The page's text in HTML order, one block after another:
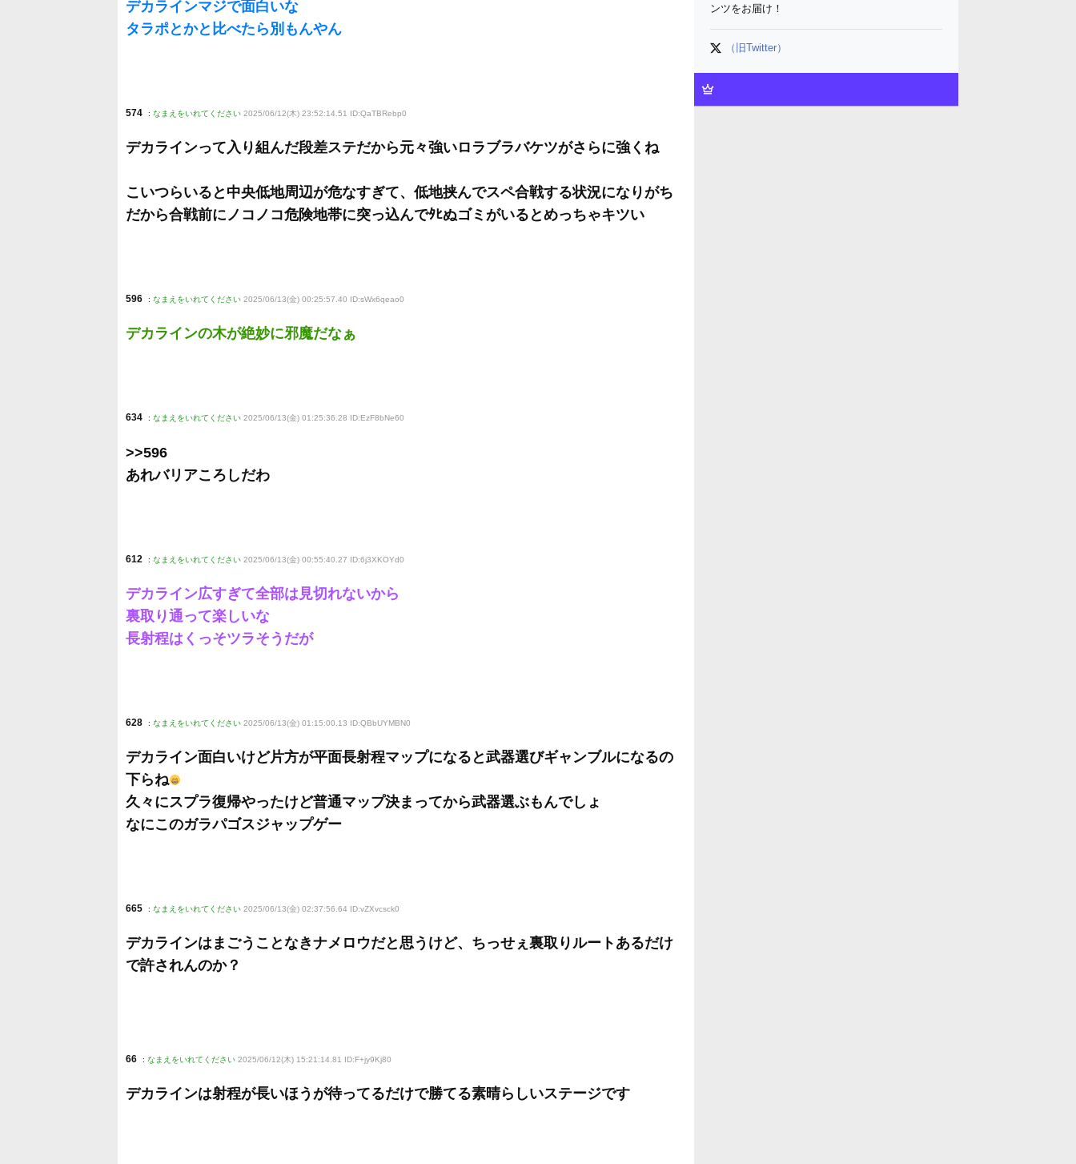
デカラインマジで面白いな
タラポとかと比べたら別もんやん
574 : なまえをいれてください 2025/06/12(木) 23:52:14.51 ID:QaTBRebp0
デカラインって入り組んだ段差ステだから元々強いロラブラバケツがさらに強くね
こいつらいると中央低地周辺が危なすぎて、低地挟んでスペ合戦する状況になりがち
だから合戦前にノコノコ危険地帯に突っ込んでﾀﾋぬゴミがいるとめっちゃキツい
596 : なまえをいれてください 2025/06/13(金) 00:25:57.40 ID:sWx6qeao0
デカラインの木が絶妙に邪魔だなぁ
634 : なまえをいれてください 2025/06/13(金) 01:25:36.28 ID:EzF8bNe60
>>596
あれバリアころしだわ
612 : なまえをいれてください 2025/06/13(金) 00:55:40.27 ID:6j3XKOYd0
デカライン広すぎて全部は見切れないから
裏取り通って楽しいな
長射程はくっそツラそうだが
628 : なまえをいれてください 2025/06/13(金) 01:15:00.13 ID:QBbUYMBN0
デカライン面白いけど片方が平面長射程マップになると武器選びギャンブルになるの
下らね
久々にスプラ復帰やったけど普通マップ決まってから武器選ぶもんでしょ
なにこのガラパゴスジャップゲー
665 : なまえをいれてください 2025/06/13(金) 02:37:56.64 ID:vZXvcsck0
デカラインはまごうことなきナメロウだと思うけど、ちっせぇ裏取りルートあるだけ
で許されんのか？
66 : なまえをいれてください 2025/06/12(木) 15:21:14.81 ID:F+jy9Kj80
デカラインは射程が長いほうが待ってるだけで勝てる素晴らしいステージです
ンツをお届け！
（旧Twitter）